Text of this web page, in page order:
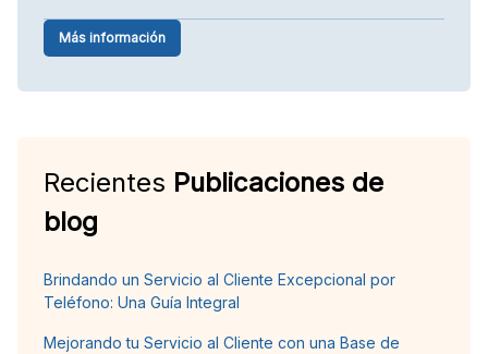
Más información
Recientes Publicaciones de
blog
Brindando un Servicio al Cliente Excepcional por
Teléfono: Una Guía Integral
Mejorando tu Servicio al Cliente con una Base de